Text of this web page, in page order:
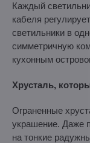
Каждый
кабеля
светильники в
симметричную
кухонным
Хрусталь,
Ограненные
украшение. Даже
на тонкие